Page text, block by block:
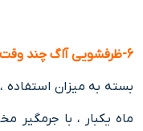
6-ظرفشویی آاگ چند وقت یکبار نیاز به جرمگیری دارد ؟
بسته به میزان
ماه یکبار ، با